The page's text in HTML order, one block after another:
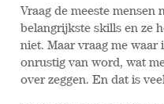
Vraag de meeste mensen
belangrijkste skills en ze
niet. Maar vraag me
onrustig van word, wat
over zeggen. En dat is